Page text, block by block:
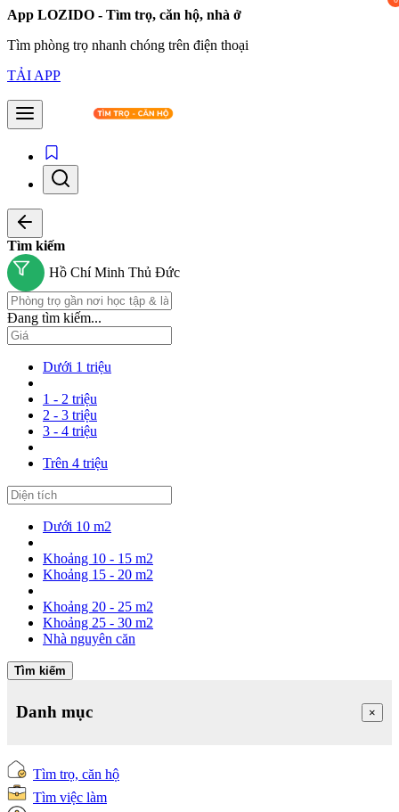
App LOZIDO - Tìm trọ, căn hộ, nhà ở
Tìm phòng trọ nhanh chóng trên điện thoại
TẢI APP
Tìm kiếm
Hồ Chí Minh Thủ Đức
Đang tìm kiếm...
Dưới 1 triệu
1 - 2 triệu
2 - 3 triệu
3 - 4 triệu
Trên 4 triệu
Dưới 10 m2
Khoảng 10 - 15 m2
Khoảng 15 - 20 m2
Khoảng 20 - 25 m2
Khoảng 25 - 30 m2
Nhà nguyên căn
Tìm kiếm
Danh mục ×
Tìm trọ, căn hộ
Tìm việc làm